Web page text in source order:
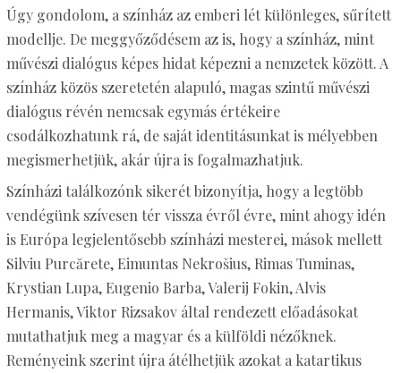
Úgy gondolom, a színház az emberi lét különleges, sűrített
modellje. De meggyőződésem az is, hogy a színház, mint
művészi dialógus képes hidat képezni a nemzetek között. A
színház közös szeretetén alapuló, magas szintű művészi
dialógus révén nemcsak egymás értékeire
csodálkozhatunk rá, de saját identitásunkat is mélyebben
megismerhetjük, akár újra is fogalmazhatjuk.
Színházi találkozónk sikerét bizonyítja, hogy a legtöbb
vendégünk szívesen tér vissza évről évre, mint ahogy idén
is Európa legjelentősebb színházi mesterei, mások mellett
Silviu Purcărete, Eimuntas Nekrošius, Rimas Tuminas,
Krystian Lupa, Eugenio Barba, Valerij Fokin, Alvis
Hermanis, Viktor Rizsakov által rendezett előadásokat
mutathatjuk meg a magyar és a külföldi nézőknek.
Reményeink szerint újra átélhetjük azokat a katartikus